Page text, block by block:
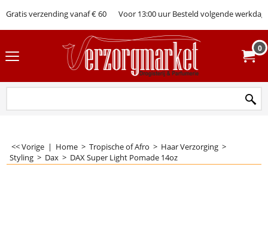
Gratis verzending vanaf € 60 Voor 13:00 uur Besteld volgende werkdag
0
<< Vorige | Home > Tropische of Afro > Haar Verzorging >
Styling > Dax > DAX Super Light Pomade 14oz